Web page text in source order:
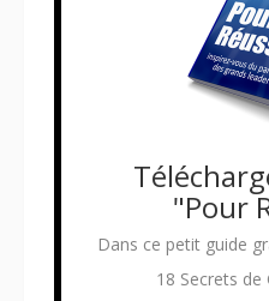
"Pour
Dans ce petit guide
18 Secrets de